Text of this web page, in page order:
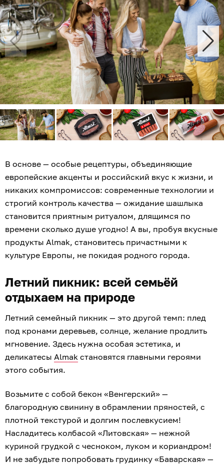
В основе — особые рецептуры, объединяющие
европейские акценты и российский вкус к жизни, и
никаких компромиссов: современные технологии и
строгий контроль качества — ожидание шашлыка
становится приятным ритуалом, длящимся по
времени сколько душе угодно! А вы, пробуя вкусные
продукты Almak, становитесь причастными к
культуре Европы, не покидая родного города.
Летний пикник: всей семьёй
отдыхаем на природе
Летний семейный пикник — это другой темп: плед
под кронами деревьев, солнце, желание продлить
мгновение. Здесь нужна особая эстетика, и
деликатесы Almak становятся главными героями
этого события.
Возьмите с собой бекон «Венгерский» —
благородную свинину в обрамлении пряностей, с
плотной текстурой и долгим послевкусием!
Насладитесь колбасой «Литовская» — нежной
куриной грудкой с чесноком, луком и кориандром!
И не забудьте попробовать грудинку «Баварская» —